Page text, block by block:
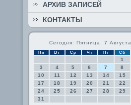
АРХИВ ЗАПИСЕЙ
КОНТАКТЫ
Сегодня: Пятница, 7 Августа
Пн Вт Ср Чт Пт Сб
1
3
4 5 6 7 8
10
11 12 13 14 15
17
18 19 20 21 22
24
25 26 27 28 29
31